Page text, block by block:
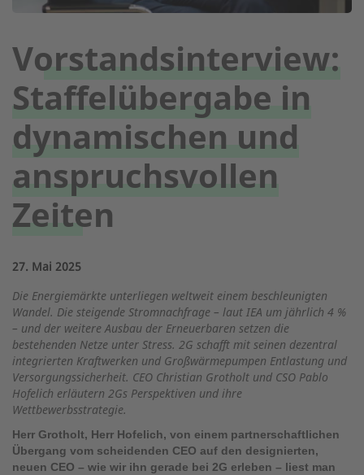
Vorstandsinterview:
Staffelübergabe in
dynamischen und
anspruchsvollen
Zeiten
27. Mai 2025
Die Energiemärkte unterliegen weltweit einem beschleunigten
Wandel. Die steigende Stromnachfrage – laut IEA um jährlich 4 %
– und der weitere Ausbau der Erneuerbaren setzen die
bestehenden Netze unter Stress. 2G schafft mit seinen dezentral
integrierten Kraftwerken und Großwärmepumpen Entlastung und
Versorgungssicherheit. CEO Christian Grotholt und CSO Pablo
Hofelich erläutern 2Gs Perspektiven und ihre
Wettbewerbsstrategie.
Herr Grotholt, Herr Hofelich, von einem partnerschaftlichen
Übergang vom scheidenden CEO auf den designierten,
neuen CEO – wie wir ihn gerade bei 2G erleben – liest man